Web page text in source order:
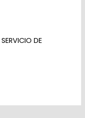
SERVICIO DE